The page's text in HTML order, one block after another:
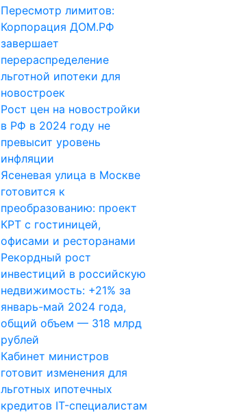
Пересмотр лимитов:
Корпорация ДОМ.РФ
завершает
перераспределение
льготной ипотеки для
новостроек
Рост цен на новостройки
в РФ в 2024 году не
превысит уровень
инфляции
Ясеневая улица в Москве
готовится к
преобразованию: проект
КРТ с гостиницей,
офисами и ресторанами
Рекордный рост
инвестиций в российскую
недвижимость: +21% за
январь-май 2024 года,
общий объем — 318 млрд
рублей
Кабинет министров
готовит изменения для
льготных ипотечных
кредитов IT-специалистам